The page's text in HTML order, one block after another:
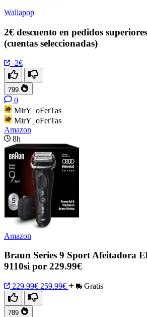
Wallapop
2€ descuento en pedidos
(cuentas seleccionadas)
-2€
799
0
MirY_oFerTas
MirY_oFerTas
Amazon
8h
Amazon
Braun Series 9 Sport Afeitadora
9110si por 229.99€
229.99€ 259.99€ Gratis
789